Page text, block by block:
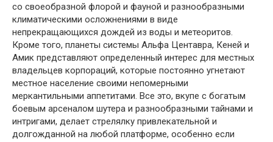
со своеобразной флорой и фауной и разнообразными
климатическими осложнениями в виде
непрекращающихся дождей из воды и метеоритов.
Кроме того, планеты системы Альфа Центавра, Кеней и
Амик представляют определенный интерес для местных
владельцев корпораций, которые постоянно угнетают
местное население своими непомерными
меркантильными аппетитами. Все это, вкупе с богатым
боевым арсеналом шутера и разнообразными тайнами и
интригами, делает стрелялку привлекательной и
долгожданной на любой платформе, особенно если